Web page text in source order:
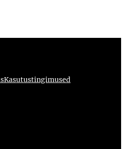
Kasutustingimused